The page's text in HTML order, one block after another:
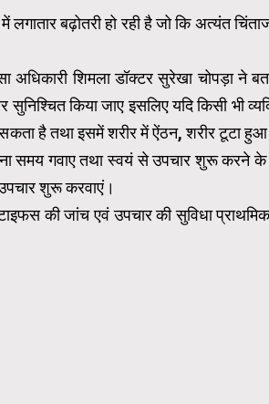
बढ़ोतरी हो रही है जो कि अत्यंत
अधिकारी शिमला डॉक्टर सुरेखा चोपड़ा ने
किया जाए इसलिए यदि किसी भी
है तथा इसमें शरीर में ऐंठन, शरीर टूटा हुआ
समय गवाए तथा स्वयं से उपचार शुरू करने
शुरू करवाएं।
की जांच एवं उपचार की सुविधा